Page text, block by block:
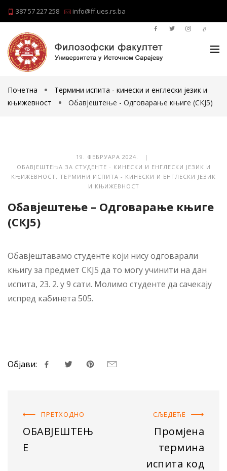
387 57 227 258 info@ff.ues.rs.ba
Почетна
Термини испита - кинески и енглески језик и
књижевност
Обавјештење - Одговарање књиге (СКЈ5)
19. ФЕБРУАРА 2024. |
ОБАВЈЕШТЕЊА ЗА СТУДЕНТЕ - КИНЕСКИ И ЕНГЛЕСКИ ЈЕЗИК И
КЊИЖЕВНОСТ, ТЕРМИНИ ИСПИТА - КИНЕСКИ И ЕНГЛЕСКИ ЈЕЗИК
И КЊИЖЕВНОСТ
Обавјештење – Одговарање књиге
(СКЈ5)
Обавјештавамо студенте који нису одговарали
књигу за предмет СКЈ5 да то могу учинити на дан
испита, 23. 2. у 9 сати. Молимо студенте да сачекају
испред кабинета 505.
Објави:
ПРЕТХОДНO
ОБАВЈЕШТЕЊ
Е
СЉЕДЕЋE
Промјена
термина
испита код